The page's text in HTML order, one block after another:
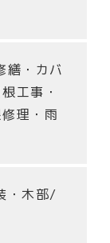
繕・カバ
工事・
理・雨
・木部/